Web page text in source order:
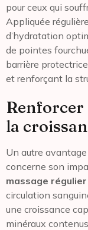
pour ceux qui
Appliquée
d’hydratation
de pointes
barrière
et renforçant la
Renforcer
la
Un autre avantage
concerne son
massage régulier
circulation
une croissance
minéraux